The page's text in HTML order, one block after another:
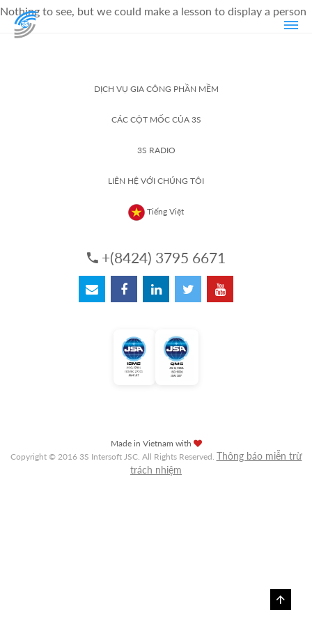
Nothing to see, but we could make a lesson to display a person
DỊCH VỤ GIA CÔNG PHẦN MỀM
CÁC CỘT MỐC CỦA 3S
3S RADIO
LIÊN HỆ VỚI CHÚNG TÔI
Tiếng Việt
+(8424) 3795 6671
Made in Vietnam with
Copyright © 2016 3S Intersoft JSC. All Rights Reserved. Thông báo miễn trừ
trách nhiệm